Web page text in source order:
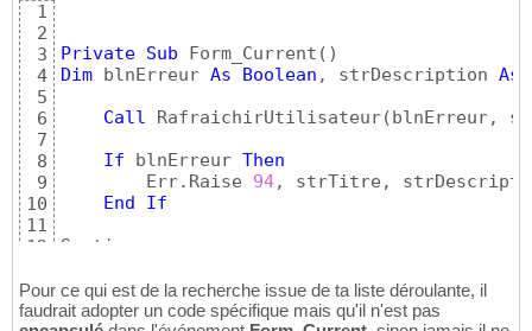
1
2
3
4
5
6
7
8
9
10
11
12
14
15
Private Sub Form_Current ( )
Dim blnErreur As Boolean , strDescription As
Call RafraichirUtilisateur(blnErreur,
If blnErreur Then
        Err.Raise
94, strTitre,
End
If
Sortie:
Erreurs:
Pour ce qui est de la recherche issue de ta liste déroulante, il
faudrait adopter un code spécifique mais qu'il n'est pas